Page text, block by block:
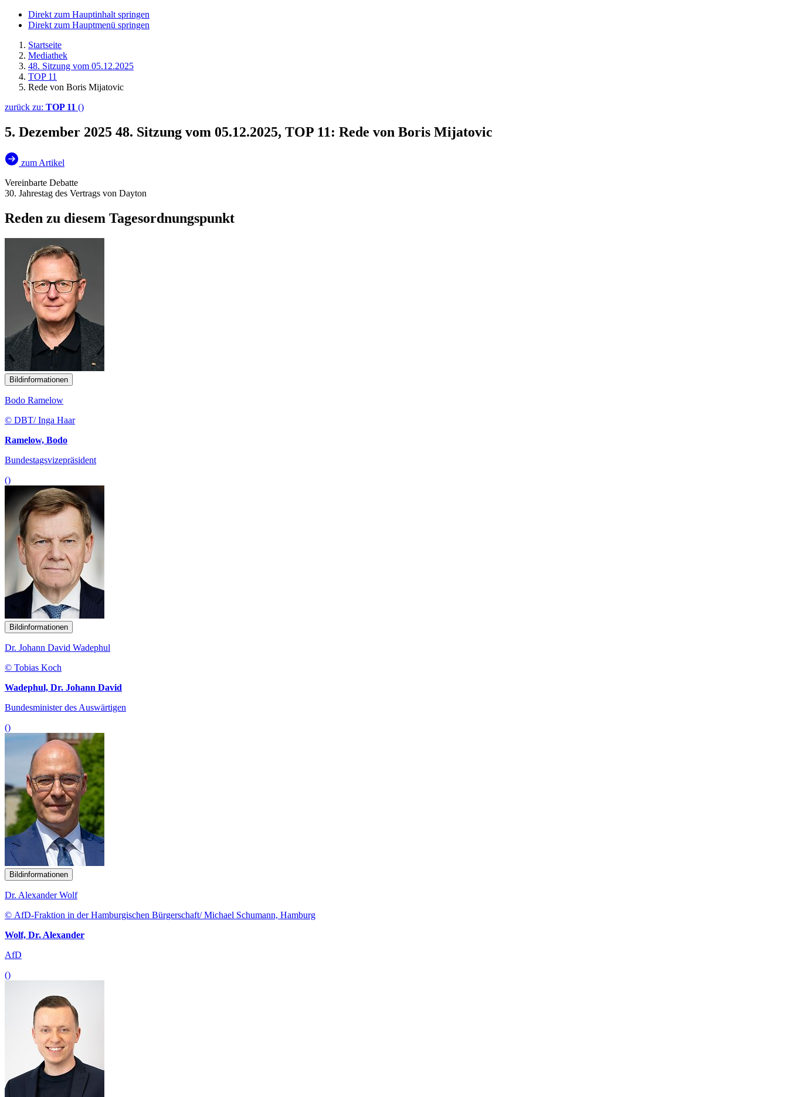
Direkt zum Hauptinhalt springen
Direkt zum Hauptmenü springen
Startseite
Mediathek
48. Sitzung vom 05.12.2025
TOP 11
Rede von Boris Mijatovic
zurück zu: TOP 11 ()
5. Dezember 2025 48. Sitzung vom 05.12.2025, TOP 11: Rede von Boris Mijatovic
zum Artikel
Vereinbarte Debatte
30. Jahrestag des Vertrags von Dayton
Reden zu diesem Tagesordnungspunkt
Bildinformationen
Bodo Ramelow
© DBT/ Inga Haar
Ramelow, Bodo
Bundestagsvizepräsident
()
Bildinformationen
Dr. Johann David Wadephul
© Tobias Koch
Wadephul, Dr. Johann David
Bundesminister des Auswärtigen
()
Bildinformationen
Dr. Alexander Wolf
© AfD-Fraktion in der Hamburgischen Bürgerschaft/ Michael Schumann, Hamburg
Wolf, Dr. Alexander
AfD
()